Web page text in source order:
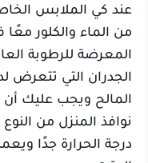
عند كي الملابس
من الماء والكلور
المعرضة للرطوبة
الجدران التي تتعرض
المالح ويجب عليك
نوافذ المنزل من
درجة الحرارة جدًا